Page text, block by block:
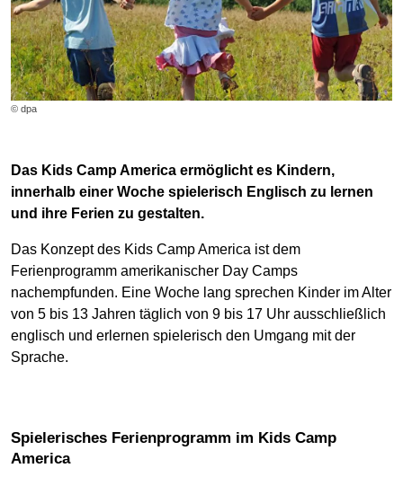
© dpa
Das Kids Camp America ermöglicht es Kindern,
innerhalb einer Woche spielerisch Englisch zu lernen
und ihre Ferien zu gestalten.
Das Konzept des Kids Camp America ist dem
Ferienprogramm amerikanischer Day Camps
nachempfunden. Eine Woche lang sprechen Kinder im Alter
von 5 bis 13 Jahren täglich von 9 bis 17 Uhr ausschließlich
englisch und erlernen spielerisch den Umgang mit der
Sprache.
Spielerisches Ferienprogramm im Kids Camp
America